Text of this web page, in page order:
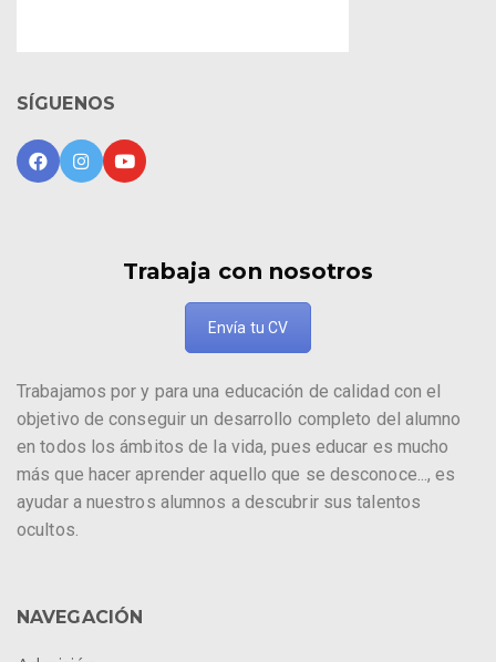
SÍGUENOS
Trabaja con nosotros
Envía tu CV
Trabajamos por y para una educación de calidad con el
objetivo de conseguir un desarrollo completo del alumno
en todos los ámbitos de la vida, pues educar es mucho
más que hacer aprender aquello que se desconoce..., es
ayudar a nuestros alumnos a descubrir sus talentos
ocultos.
NAVEGACIÓN